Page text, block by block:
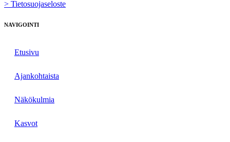
> Tietosuojaseloste
NAVIGOINTI
Etusivu
Ajankohtaista
Näkökulmia
Kasvot